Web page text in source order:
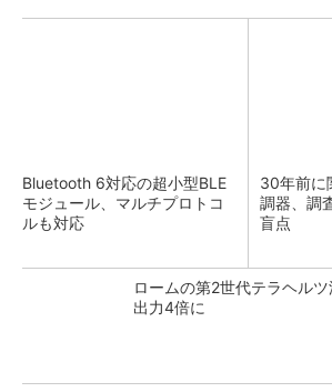
Bluetooth 6対応の超小型BLE
モジュール、マルチプロトコ
ルも対応
30年前に
調器、調
盲点
ロームの第2世代テラヘルツ
出力4倍に